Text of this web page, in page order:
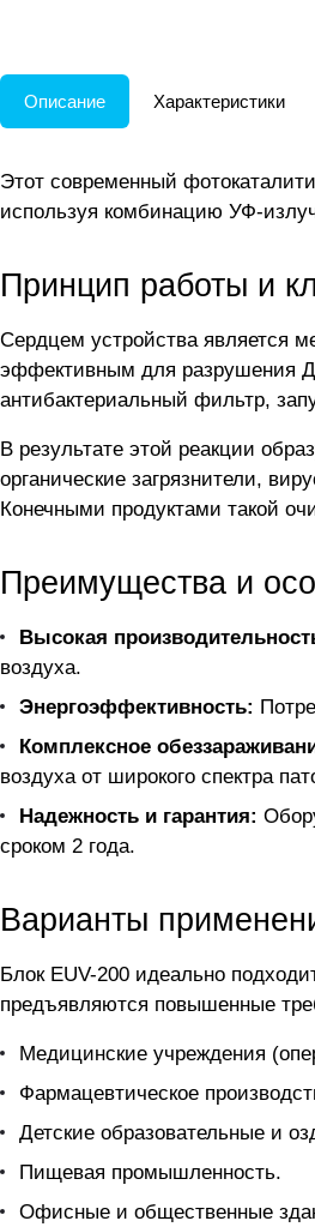
Описание Характеристики
Этот современный
используя комбинацию УФ-
Принцип работы и
Сердцем устройства является
эффективным для разрушения
антибактериальный фильтр,
В результате этой реакции
органические загрязнители,
Конечными продуктами такой
Преимущества и
Высокая
воздуха.
Энергоэффективность:
Комплексное
воздуха от широкого спектра
Надежность и гарантия:
сроком 2 года.
Варианты
Блок EUV-200 идеально
предъявляются повышенные
Медицинские учреждения
Фармацевтическое
Детские образовательные и
Пищевая промышленность.
Офисные и общественные